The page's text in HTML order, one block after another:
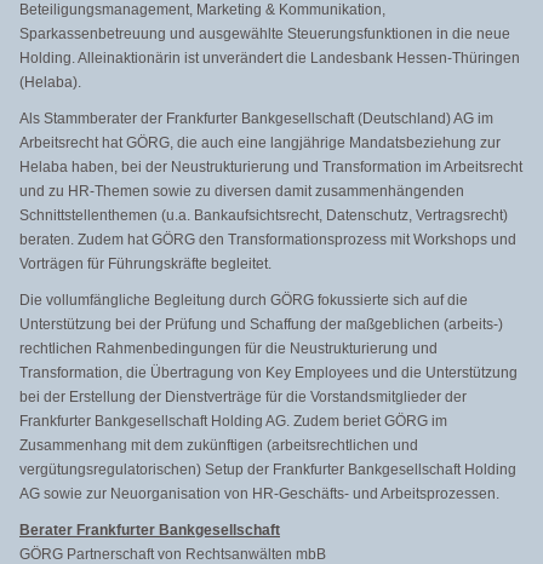
Beteiligungsmanagement, Marketing & Kommunikation,
Sparkassenbetreuung und ausgewählte Steuerungsfunktionen in die neue
Holding. Alleinaktionärin ist unverändert die Landesbank Hessen-Thüringen
(Helaba).
Als Stammberater der Frankfurter Bankgesellschaft (Deutschland) AG im
Arbeitsrecht hat GÖRG, die auch eine langjährige Mandatsbeziehung zur
Helaba haben, bei der Neustrukturierung und Transformation im Arbeitsrecht
und zu HR-Themen sowie zu diversen damit zusammenhängenden
Schnittstellenthemen (u.a. Bankaufsichtsrecht, Datenschutz, Vertragsrecht)
beraten. Zudem hat GÖRG den Transformationsprozess mit Workshops und
Vorträgen für Führungskräfte begleitet.
Die vollumfängliche Begleitung durch GÖRG fokussierte sich auf die
Unterstützung bei der Prüfung und Schaffung der maßgeblichen (arbeits-)
rechtlichen Rahmenbedingungen für die Neustrukturierung und
Transformation, die Übertragung von Key Employees und die Unterstützung
bei der Erstellung der Dienstverträge für die Vorstandsmitglieder der
Frankfurter Bankgesellschaft Holding AG. Zudem beriet GÖRG im
Zusammenhang mit dem zukünftigen (arbeitsrechtlichen und
vergütungsregulatorischen) Setup der Frankfurter Bankgesellschaft Holding
AG sowie zur Neuorganisation von HR-Geschäfts- und Arbeitsprozessen.
Berater Frankfurter Bankgesellschaft
GÖRG Partnerschaft von Rechtsanwälten mbB